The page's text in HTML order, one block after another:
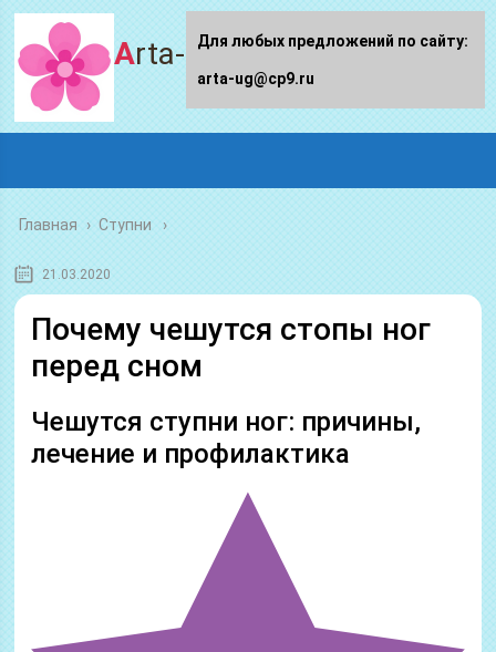
Arta-ug.ru
Главная › Ступни
21.03.2020
Почему чешутся стопы ног
перед сном
Чешутся ступни ног: причины,
лечение и профилактика
Для любых предложений по сайту:
arta-ug@cp9.ru